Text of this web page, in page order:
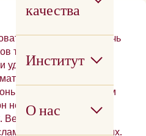
качества
Институт
О нас
кофе, чтобы уберечь
тепла. Когда мы
удивляемся
значит, у нас все в
когда мы открываем
несвежий, все
Вероятно, кислород
в кофе и изменил их.